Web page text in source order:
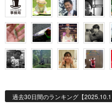
過去30日間のランキング【